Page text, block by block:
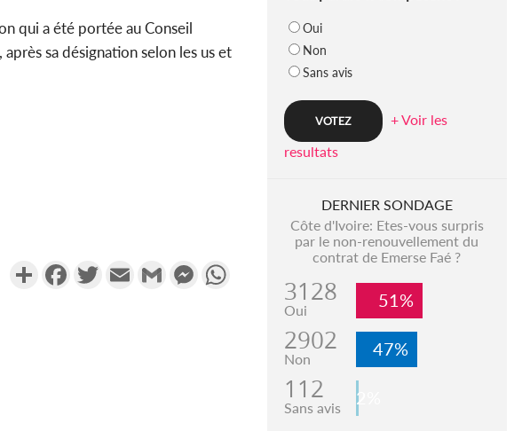
qui a été portée au Conseil
sa désignation selon les us et
PartagerFacebookTwitterEmail Gmail Messenger
Oui
Non
Sans avis
+ Voir les
resultats
DERNIER SONDAGE
Côte d'Ivoire: Etes-vous surpris
par le non-renouvellement du
contrat de Emerse Faé ?
3128
Oui 51%
2902
Non 47%
112
Sans avis 2%